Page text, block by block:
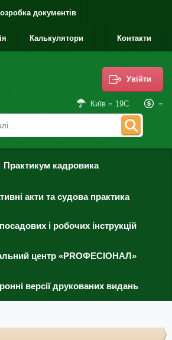
документів
Калькулятори Контакти
Увійти
Київ = 19С =
Практикум кадровика
акти та судова практика
і робочих інструкцій
центр «PROФЕСІОНАЛ»
версії друкованих видань